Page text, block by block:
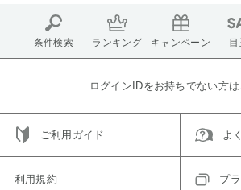
条件検索 ランキング キャンペーン
ログインIDをお持ちでない方は
ご利用ガイド よ
利用規約 プ